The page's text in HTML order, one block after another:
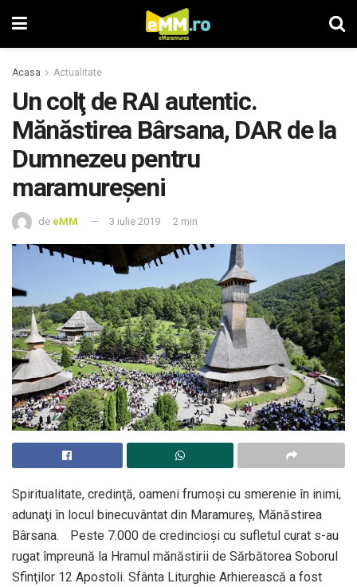
Acasa Actualitate
Un colţ de RAI autentic.
Mănăstirea Bârsana, DAR de la
Dumnezeu pentru
maramureşeni
de eMM 3 iulie 2019 2 min
Spiritualitate, credinţă, oameni frumoşi cu smerenie în inimi,
adunaţi în locul binecuvântat din Maramureş, Mănăstirea
Bârsana. Peste 7.000 de credincioşi cu sufletul curat s-au
rugat împreună la Hramul mănăstirii de Sărbătorea Soborul
Sfinţilor 12 Apostoli. Sfânta Liturghie Arhierească a fost